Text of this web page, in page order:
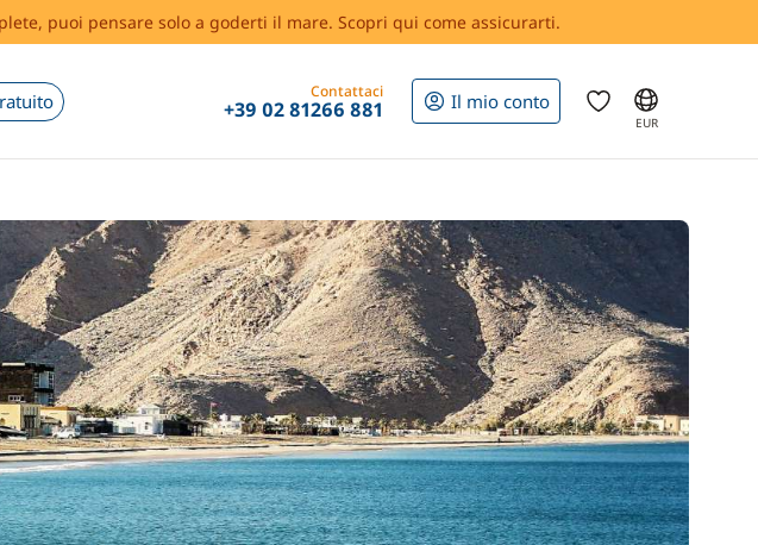
puoi pensare solo a goderti il mare. Scopri qui come assicurarti.
Contattaci
+39 02 81266 881 Il mio conto
EUR